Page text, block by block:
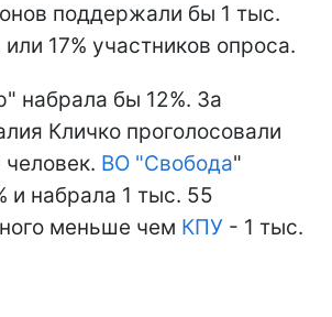
поддержали бы 1 тыс.
17% участников опроса.
набрала бы 12%. За
Кличко проголосовали
ВО "Свобода"
и набрала 1 тыс. 55
меньше чем КПУ - 1 тыс.